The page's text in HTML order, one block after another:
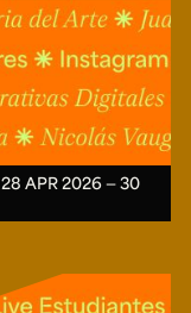
1297 del 30
jurídica:
años:
28 APR 2026 ― 30